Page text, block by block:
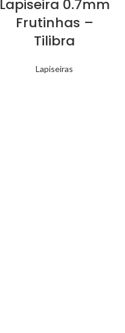
Lapiseira 0.7mm
Frutinhas –
Tilibra
Lapiseiras